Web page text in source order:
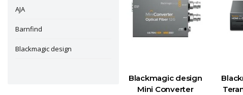
AJA
Barnfind
Blackmagic design
Blackmagic design
Mini Converter